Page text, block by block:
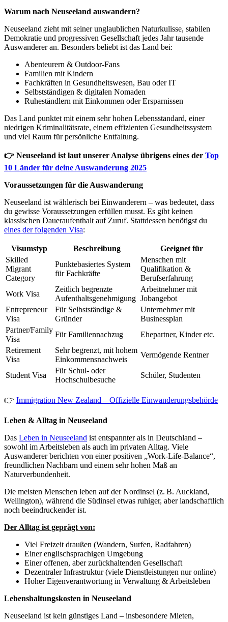
Warum nach Neuseeland auswandern?
Neuseeland zieht mit seiner unglaublichen Naturkulisse, stabilen
Demokratie und progressiven Gesellschaft jedes Jahr tausende
Auswanderer an. Besonders beliebt ist das Land bei:
Abenteurern & Outdoor-Fans
Familien mit Kindern
Fachkräften in Gesundheitswesen, Bau oder IT
Selbstständigen & digitalen Nomaden
Ruheständlern mit Einkommen oder Ersparnissen
Das Land punktet mit einem sehr hohen Lebensstandard, einer
niedrigen Kriminalitätsrate, einem effizienten Gesundheitssystem
und viel Raum für persönliche Entfaltung.
👉 Neuseeland ist laut unserer Analyse übrigens eines der Top
10 Länder für deine Auswanderung 2025
Voraussetzungen für die Auswanderung
Neuseeland ist wählerisch bei Einwanderern – was bedeutet, dass
du gewisse Voraussetzungen erfüllen musst. Es gibt keinen
klassischen Daueraufenthalt auf Zuruf. Stattdessen benötigst du
eines der folgenden Visa:
Visumstyp Beschreibung
Geeignet für
Skilled
Migrant
Category
Punktebasiertes System
für Fachkräfte
Menschen mit
Qualifikation &
Berufserfahrung
Work Visa
Zeitlich begrenzte
Aufenthaltsgenehmigung
Arbeitnehmer mit
Jobangebot
Entrepreneur
Visa
Für Selbstständige &
Gründer
Unternehmer mit
Businessplan
Partner/Family
Visa
Für Familiennachzug
Ehepartner, Kinder etc.
Retirement
Visa
Sehr begrenzt, mit hohem
Einkommensnachweis
Vermögende Rentner
Student Visa
Für Schul- oder
Hochschulbesuche
Schüler, Studenten
👉 Immigration New Zealand – Offizielle Einwanderungsbehörde
Leben & Alltag in Neuseeland
Das Leben in Neuseeland ist entspannter als in Deutschland –
sowohl im Arbeitsleben als auch im privaten Alltag. Viele
Auswanderer berichten von einer positiven „Work-Life-Balance“,
freundlichen Nachbarn und einem sehr hohen Maß an
Naturverbundenheit.
Die meisten Menschen leben auf der Nordinsel (z. B. Auckland,
Wellington), während die Südinsel etwas ruhiger, aber landschaftlich
noch beeindruckender ist.
Der Alltag ist geprägt von:
Viel Freizeit draußen (Wandern, Surfen, Radfahren)
Einer englischsprachigen Umgebung
Einer offenen, aber zurückhaltenden Gesellschaft
Dezentraler Infrastruktur (viele Dienstleistungen nur online)
Hoher Eigenverantwortung in Verwaltung & Arbeitsleben
Lebenshaltungskosten in Neuseeland
Neuseeland ist kein günstiges Land – insbesondere Mieten,